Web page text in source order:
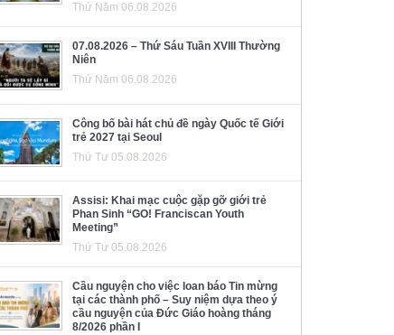
Thứ Năm 06.08.2026
07.08.2026 – Thứ Sáu Tuần XVIII Thường
Niên
Thứ Năm 06.08.2026
Công bố bài hát chủ đề ngày Quốc tế Giới
trẻ 2027 tại Seoul
Thứ Tư 05.08.2026
Assisi: Khai mạc cuộc gặp gỡ giới trẻ
Phan Sinh “GO! Franciscan Youth
Meeting”
Thứ Tư 05.08.2026
Cầu nguyện cho việc loan báo Tin mừng
tại các thành phố – Suy niệm dựa theo ý
cầu nguyện của Đức Giáo hoàng tháng
8/2026 phần I